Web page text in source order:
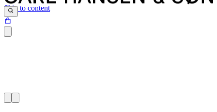
Skip to content